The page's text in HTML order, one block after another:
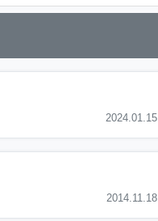
2024.01.15
2014.11.18